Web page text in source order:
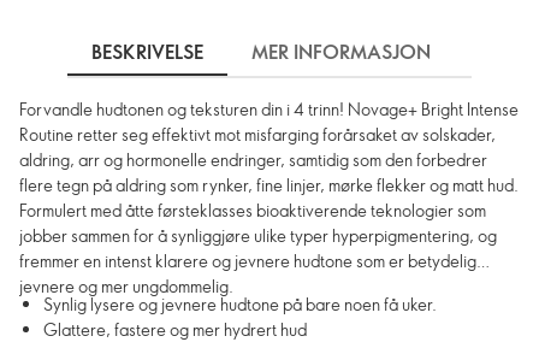
BESKRIVELSE MER INFORMASJON
Forvandle hudtonen og teksturen din i 4 trinn! Novage+ Bright Intense
Routine retter seg effektivt mot misfarging forårsaket av solskader,
aldring, arr og hormonelle endringer, samtidig som den forbedrer
flere tegn på aldring som rynker, fine linjer, mørke flekker og matt hud.
Formulert med åtte førsteklasses bioaktiverende teknologier som
jobber sammen for å synliggjøre ulike typer hyperpigmentering, og
fremmer en intenst klarere og jevnere hudtone som er betydelig
jevnere og mer ungdommelig.
Synlig lysere og jevnere hudtone på bare noen få uker.
Glattere, fastere og mer hydrert hud